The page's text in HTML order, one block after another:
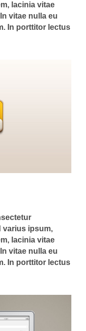
lacinia vitae
vitae nulla eu
In porttitor lectus
varius ipsum,
lacinia vitae
vitae nulla eu
In porttitor lectus